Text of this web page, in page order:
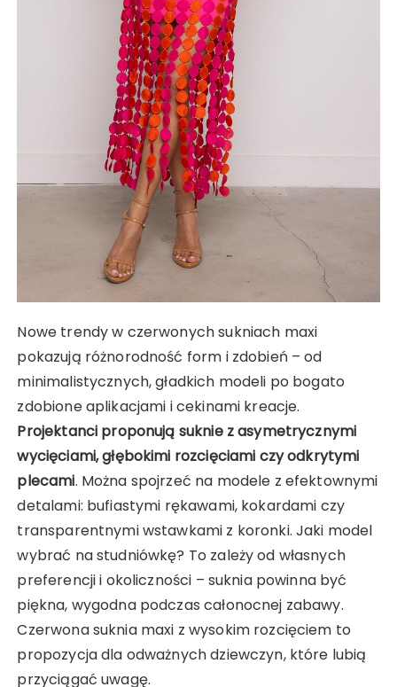
Nowe trendy w czerwonych sukniach maxi
pokazują różnorodność form i zdobień – od
minimalistycznych, gładkich modeli po bogato
zdobione aplikacjami i cekinami kreacje.
Projektanci proponują suknie z asymetrycznymi
wycięciami, głębokimi rozcięciami czy odkrytymi
plecami. Można spojrzeć na modele z efektownymi
detalami: bufiastymi rękawami, kokardami czy
transparentnymi wstawkami z koronki. Jaki model
wybrać na studniówkę? To zależy od własnych
preferencji i okoliczności – suknia powinna być
piękna, wygodna podczas całonocnej zabawy.
Czerwona suknia maxi z wysokim rozcięciem to
propozycja dla odważnych dziewczyn, które lubią
przyciągać uwagę.